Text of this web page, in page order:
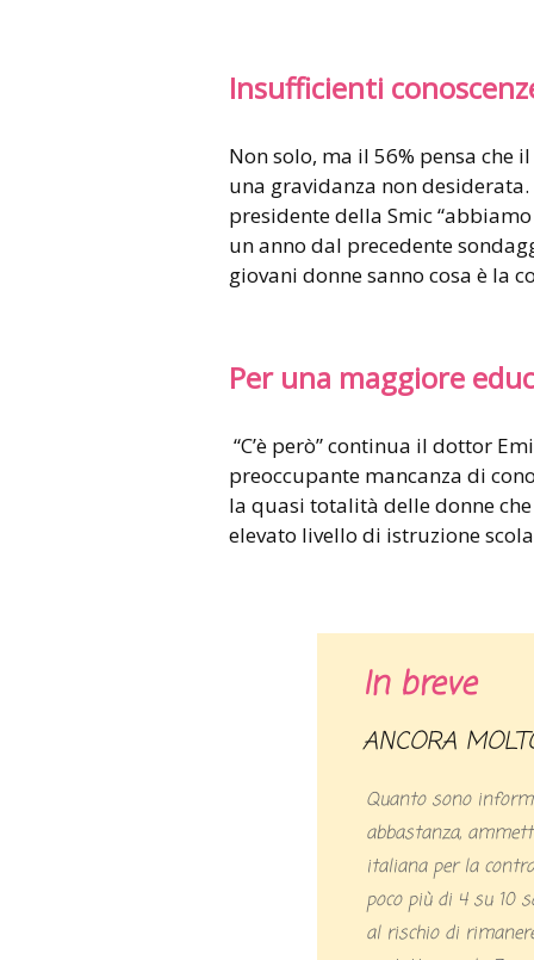
Insufficienti
Non solo, ma il 56% pensa
una gravidanza non
presidente della Smic
un anno dal precedente
giovani donne sanno cosa è la
Per una maggiore
“C’è però” continua il dottor
preoccupante mancanza di
la quasi totalità delle donne
elevato livello di istruzione
In breve
ANCORA
Quanto sono
abbastanza,
italiana per la
poco più di 4 su 10
al rischio di